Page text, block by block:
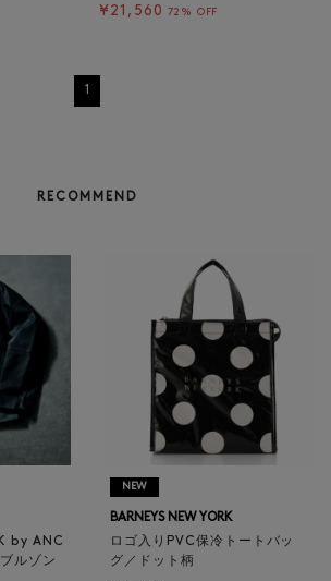
¥21,560 72% OFF
1
RECOMMEND
by ANC
ルゾン
NEW
BARNEYS NEW YORK
ロゴ入りPVC保冷トートバッ
グ／ドット柄